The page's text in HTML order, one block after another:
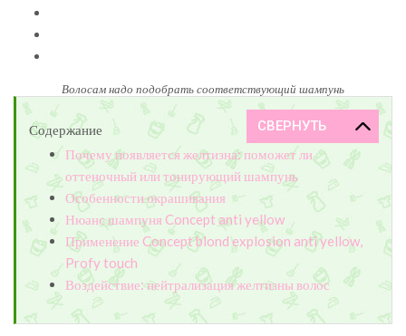
Волосам надо подобрать соответствующий шампунь
Содержание
Почему появляется желтизна: поможет ли
оттеночный или тонирующий шампунь
Особенности окрашивания
Нюанс шампуня Concept anti yellow
Применение Concept blond explosion anti yellow,
Profy touch
Воздействие: нейтрализация желтизны волос